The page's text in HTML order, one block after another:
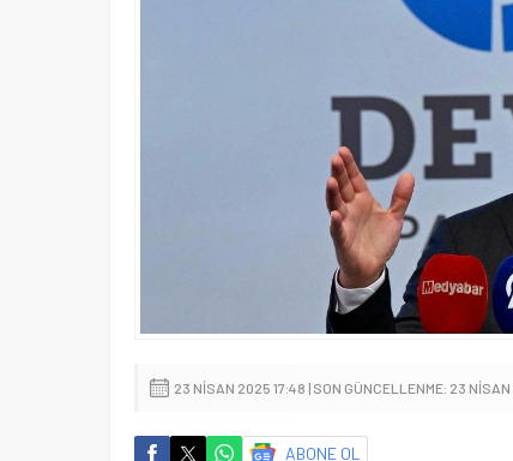
23 NISAN 2025 17:48 | SON GÜNCELLENME: 23
ABONE OL